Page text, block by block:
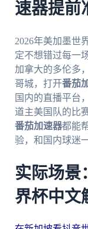
速器提前
2026年美加墨世
定不想错过每一
加拿大的多伦多
哥城，打开番茄
国内的直播平台
道主美国队的比
番茄加速器都能
验，和国内球迷
实际场景
界杯中文